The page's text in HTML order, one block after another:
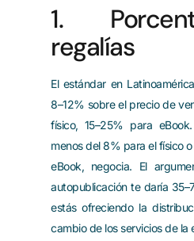
1.
regalías
El estándar en
8–12% sobre el precio de
físico, 15–25% para
menos del 8% para el físico
eBook, negocia. El
autopublicación te daría
estás ofreciendo la
cambio de los servicios de la